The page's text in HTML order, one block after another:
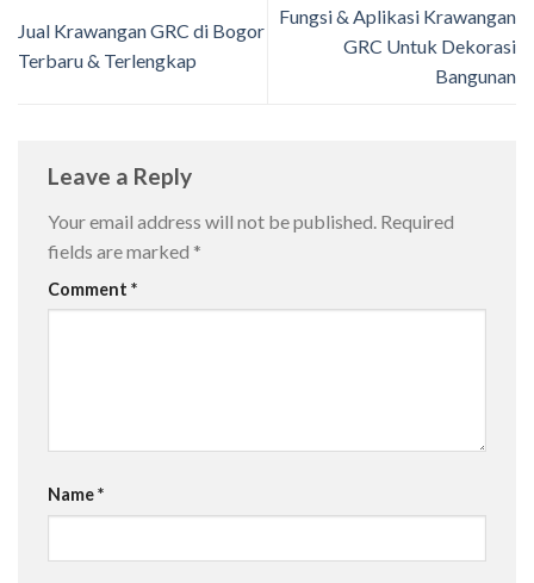
Jual Krawangan GRC di Bogor
Terbaru & Terlengkap
Fungsi & Aplikasi Krawangan
GRC Untuk Dekorasi
Bangunan
Leave a Reply
Your email address will not be published. Required
fields are marked *
Comment *
Name*